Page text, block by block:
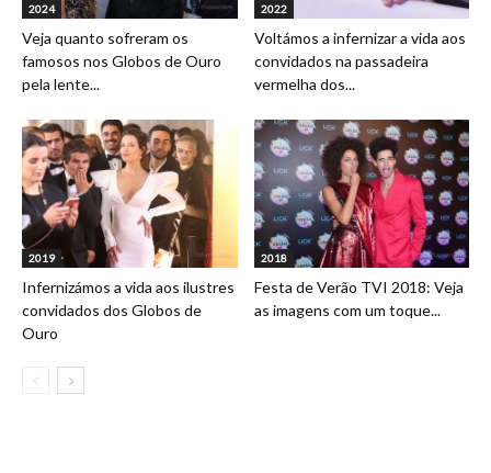
2024
Veja quanto sofreram os
famosos nos Globos de Ouro
pela lente...
2022
Voltámos a infernizar a vida aos
convidados na passadeira
vermelha dos...
2019
Infernizámos a vida aos ilustres
convidados dos Globos de
Ouro
2018
Festa de Verão TVI 2018: Veja
as imagens com um toque...